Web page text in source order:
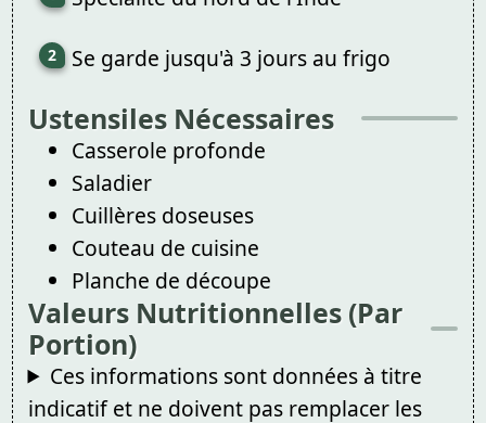
Se garde jusqu'à 3 jours au frigo
Ustensiles Nécessaires
Casserole profonde
Saladier
Cuillères doseuses
Couteau de cuisine
Planche de découpe
Valeurs Nutritionnelles (Par
Portion)
Ces informations sont données à titre
indicatif et ne doivent pas remplacer les